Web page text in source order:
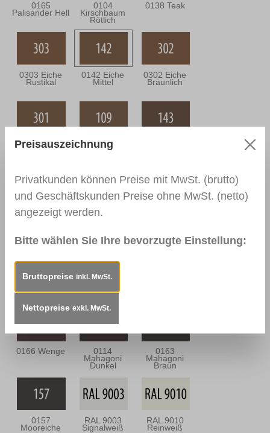
0165
Palisander Hell
0104
Kirschbaum
Rötlich
0138 Teak
0303 Eiche
Rustikal
0142 Eiche
Mittel
0302 Eiche
Bräunlich
0301 Eiche
Grünlich
0109
Nussbaum
0144 Braun 0110
0113
Mahagoni Hell
0164
Nussbaum
Antik
0166 Wenge 0114
Mahagoni
Dunkel
0163
Mahagoni
Braun
0157
Mooreiche
RAL 9003
Signalweiß
RAL 9010
Reinweiß
Preisauszeichnung
Privatkunden können Preise mit MwSt. (brutto)
und Geschäftskunden Preise ohne MwSt. (netto)
angezeigt werden.
Bitte wählen Sie Ihre bevorzugte Einstellung:
Bruttopreise inkl. MwSt.
Nettopreise exkl. MwSt.